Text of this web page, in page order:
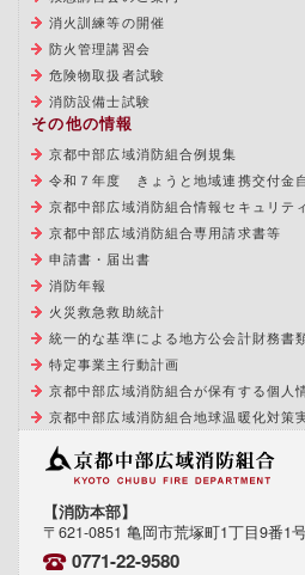
消火訓練等の開催
防火管理講習会
危険物取扱者試験
消防設備士試験
その他の情報
京都中部広域消防組合例規集
令和７年度 きょうと地域連携交付金
京都中部広域消防組合情報セキュリテ
京都中部広域消防組合専用請求書等
申請書・届出書
消防年報
火災救急救助統計
統一的な基準による地方公会計財務書
特定事業主行動計画
京都中部広域消防組合が保有する個人
京都中部広域消防組合地球温暖化対策
【消防本部】
〒621-0851 亀岡市荒塚町1丁目9番1
0771-22-9580